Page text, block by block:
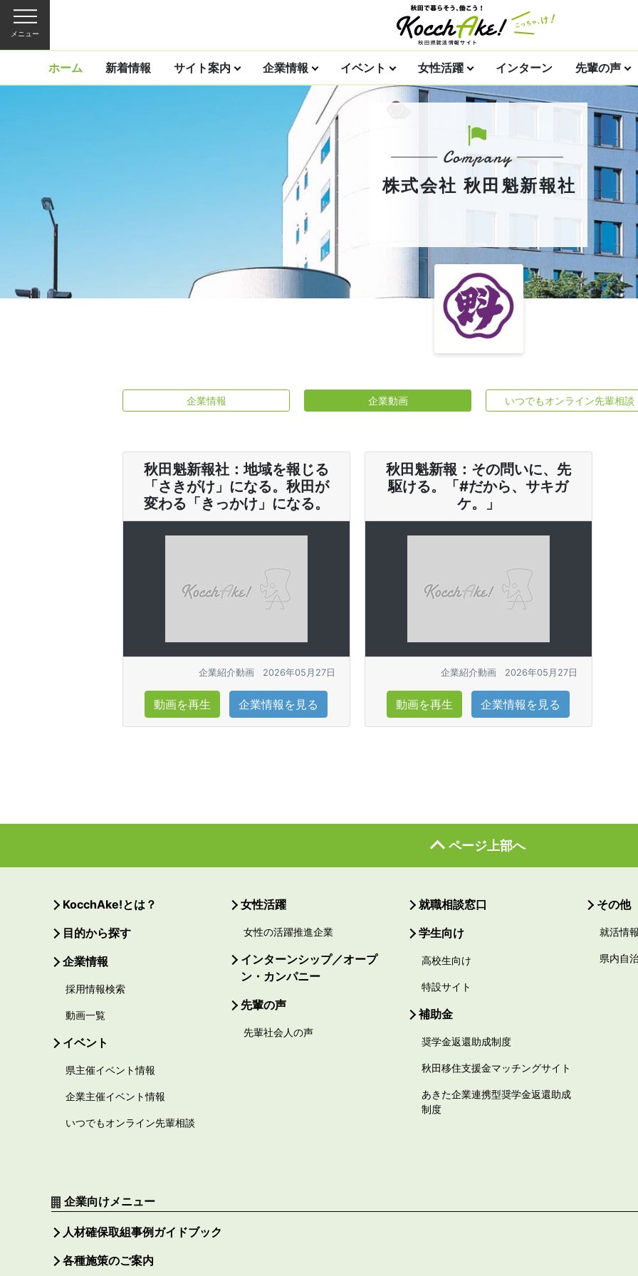
メニュー
ホーム 新着情報 サイト案内 企業情報 イベント 女性活躍 インターン 先輩の声
株式会社 秋田魁新報社
企業情報 企業動画 いつでもオンライン先輩相談
秋田魁新報社：地域を報じる
「さきがけ」になる。秋田が
変わる「きっかけ」になる。
企業紹介動画 2026年05月27日
動画を再生 企業情報を見る
秋田魁新報：その問いに、先
駆ける。「#だから、サキガ
ケ。」
企業紹介動画 2026年05月27日
動画を再生 企業情報を見る
ページ上部へ
KocchAke!とは？
目的から探す
企業情報
採用情報検索
動画一覧
イベント
県主催イベント情報
企業主催イベント情報
いつでもオンライン先輩相談
女性活躍
女性の活躍推進企業
インターンシップ／オープ
ン・カンパニー
先輩の声
先輩社会人の声
就職相談窓口
学生向け
高校生向け
特設サイト
補助金
奨学金返還助成制度
秋田移住支援金マッチングサイト
あきた企業連携型奨学金返還助成
制度
その他
就活情
県内自
企業向けメニュー
人材確保取組事例ガイドブック
各種施策のご案内